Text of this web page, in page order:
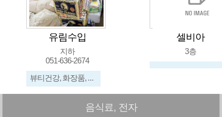
유림수입
지하
051-636-2674
뷰티건강, 화장품, 신발, 가방, 메리야스, 수입잡화
셀비아
3층
음식료, 전자